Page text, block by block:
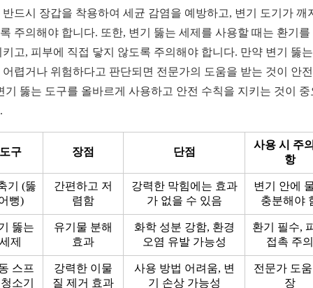
반드시 장갑을 착용하여 세균 감염을 예방하고, 변기 도기가 깨
주의해야 합니다. 또한, 변기 뚫는 세제를 사용할 때는 환기를
키고, 피부에 직접 닿지 않도록 주의해야 합니다. 만약 변기 뚫
어렵거나 위험하다고 판단되면 전문가의 도움을 받는 것이 안
기 뚫는 도구를 올바르게 사용하고 안전 수칙을 지키는 것이 중
도구 장점 단점
사용 시 주
항
기 (뚫
뻥)
간편하고 저
렴함
강력한 막힘에는 효과
가 없을 수 있음
변기 안에
충분해야
뚫는
세제
유기물 분해
효과
화학 성분 강함, 환경
오염 유발 가능성
환기 필수,
접촉 주의
스프
소기
강력한 이물
질 제거 효과
사용 방법 어려움, 변
기 손상 가능성
전문가 도
장